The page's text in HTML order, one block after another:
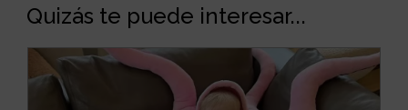
Quizás te puede interesar...